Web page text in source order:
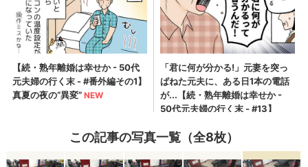
この記事の写真一覧（全8枚）